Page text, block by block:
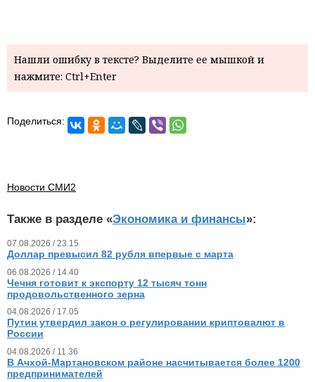
Нашли ошибку в тексте? Выделите ее мышкой и
нажмите: Ctrl+Enter
Поделиться:
Новости СМИ2
Также в разделе «Экономика и финансы»:
07.08.2026 / 23.15
Доллар превысил 82 рубля впервые с марта
06.08.2026 / 14.40
Чечня готовит к экспорту 12 тысяч тонн
продовольственного зерна
04.08.2026 / 17.05
Путин утвердил закон о регулировании криптовалют в
России
04.08.2026 / 11.36
В Ачхой-Мартановском районе насчитывается более 1200
предпринимателей